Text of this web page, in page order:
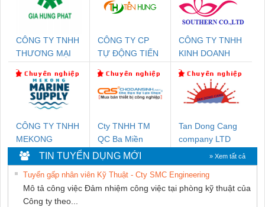
CÔNG TY TNHH
THƯƠNG MẠI
THUẬT ĐIỆN CƠ
GIA HƯNG PHÁT
CÔNG TY CP
TỰ ĐỘNG TIẾN
CÔNG TY TNHH
KINH DOANH
PHƯƠNG NAM
CÔNG TY TNHH
MEKONG
MARINE SUPPLY
Cty TNHH TM
QC Ba Miền
Tan Dong Cang
company LTD
TIN TUYỂN DỤNG MỚI » Xem tất cả
Tuyển gấp nhân viên Kỹ Thuật - Cty SMC Engineering
Mô tả công việc Đảm nhiệm công việc tại phòng kỹ thuật của
Công ty theo...